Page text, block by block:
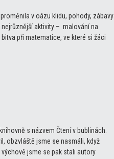
v oázu klidu, pohody, zábavy
aktivity – malování na
při matematice, ve které si žáci
s názvem Čtení v bublinách.
obzvláště jsme se nasmáli, když
jsme se pak stali autory